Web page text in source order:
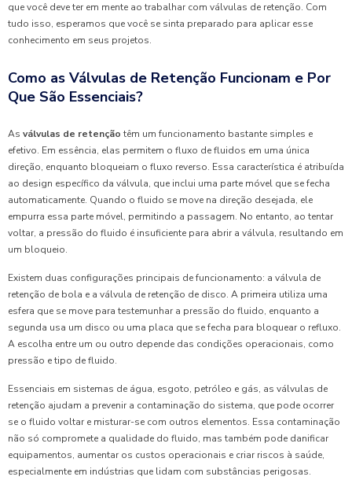
que você deve ter em mente ao trabalhar com válvulas de retenção. Com
tudo isso, esperamos que você se sinta preparado para aplicar esse
conhecimento em seus projetos.
Como as Válvulas de Retenção Funcionam e Por
Que São Essenciais?
As válvulas de retenção têm um funcionamento bastante simples e
efetivo. Em essência, elas permitem o fluxo de fluidos em uma única
direção, enquanto bloqueiam o fluxo reverso. Essa característica é atribuída
ao design específico da válvula, que inclui uma parte móvel que se fecha
automaticamente. Quando o fluido se move na direção desejada, ele
empurra essa parte móvel, permitindo a passagem. No entanto, ao tentar
voltar, a pressão do fluido é insuficiente para abrir a válvula, resultando em
um bloqueio.
Existem duas configurações principais de funcionamento: a válvula de
retenção de bola e a válvula de retenção de disco. A primeira utiliza uma
esfera que se move para testemunhar a pressão do fluido, enquanto a
segunda usa um disco ou uma placa que se fecha para bloquear o refluxo.
A escolha entre um ou outro depende das condições operacionais, como
pressão e tipo de fluido.
Essenciais em sistemas de água, esgoto, petróleo e gás, as válvulas de
retenção ajudam a prevenir a contaminação do sistema, que pode ocorrer
se o fluido voltar e misturar-se com outros elementos. Essa contaminação
não só compromete a qualidade do fluido, mas também pode danificar
equipamentos, aumentar os custos operacionais e criar riscos à saúde,
especialmente em indústrias que lidam com substâncias perigosas.